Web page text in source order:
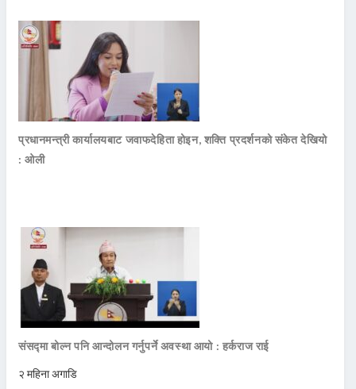
प्रधानमन्त्री कार्यालयबाट जवाफदेहिता होइन, शक्ति प्रदर्शनको संकेत देखियो
: ओली
संसद्मा बोल्न पनि आन्दोलन गर्नुपर्ने अवस्था आयो : हर्कराज राई
२ महिना अगाडि